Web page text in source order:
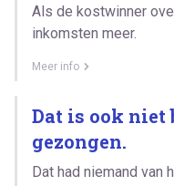
Als de kostwinner
inkomsten meer.
Meer info
Dat is ook
gezongen.
Dat had niemand van